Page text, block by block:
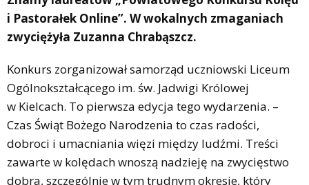
i Pastorałek Online”. W wokalnych zmaganiach
zwyciężyła Zuzanna Chrabąszcz.
Konkurs zorganizował samorząd uczniowski Liceum
Ogólnokształcącego im. św. Jadwigi Królowej
w Kielcach. To pierwsza edycja tego wydarzenia. –
Czas Świąt Bożego Narodzenia to czas radości,
dobroci i umacniania więzi między ludźmi. Treści
zawarte w kolędach wnoszą nadzieję na zwycięstwo
dobra, szczególnie w tym trudnym okresie, który